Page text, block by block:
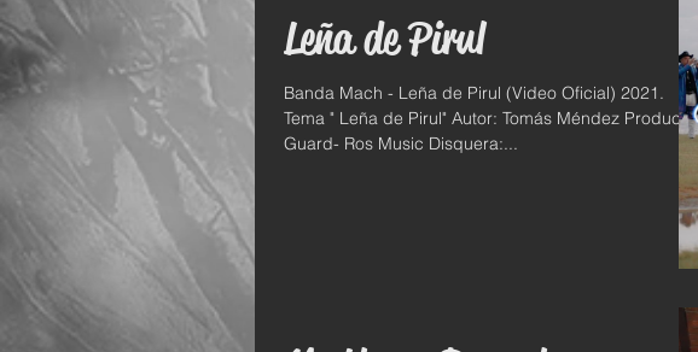
Leña de Pirul
Banda Mach - Leña de Pirul (Video Oficial) 2021.
Tema " Leña de Pirul" Autor: Tomás Méndez Productor:
Guard- Ros Music Disquera:...